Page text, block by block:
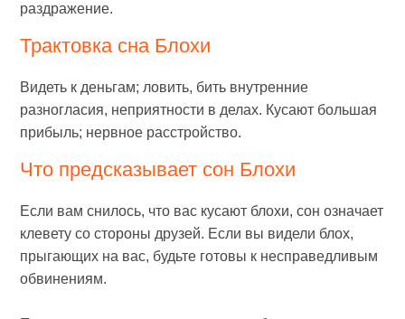
раздражение.
Трактовка сна Блохи
Видеть к деньгам; ловить, бить внутренние
разногласия, неприятности в делах. Кусают большая
прибыль; нервное расстройство.
Что предсказывает сон Блохи
Если вам снилось, что вас кусают блохи, сон означает
клевету со стороны друзей. Если вы видели блох,
прыгающих на вас, будьте готовы к несправедливым
обвинениям.